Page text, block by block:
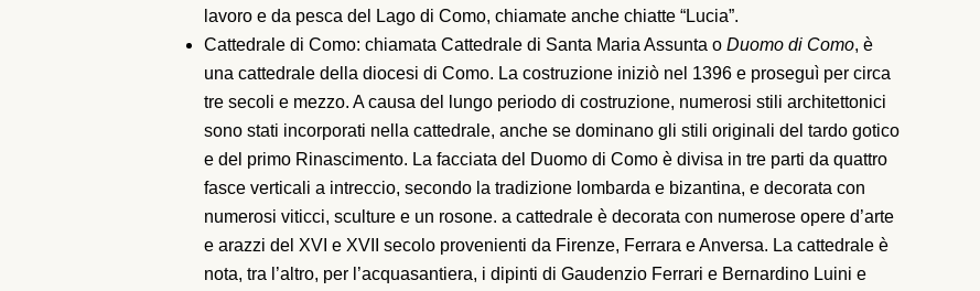
lavoro e da pesca del Lago di Como, chiamate anche chiatte “Lucia”.
Cattedrale di Como: chiamata Cattedrale di Santa Maria Assunta o Duomo di Como, è
una cattedrale della diocesi di Como. La costruzione iniziò nel 1396 e proseguì per circa
tre secoli e mezzo. A causa del lungo periodo di costruzione, numerosi stili architettonici
sono stati incorporati nella cattedrale, anche se dominano gli stili originali del tardo gotico
e del primo Rinascimento. La facciata del Duomo di Como è divisa in tre parti da quattro
fasce verticali a intreccio, secondo la tradizione lombarda e bizantina, e decorata con
numerosi viticci, sculture e un rosone. a cattedrale è decorata con numerose opere d’arte
e arazzi del XVI e XVII secolo provenienti da Firenze, Ferrara e Anversa. La cattedrale è
nota, tra l’altro, per l’acquasantiera, i dipinti di Gaudenzio Ferrari e Bernardino Luini e